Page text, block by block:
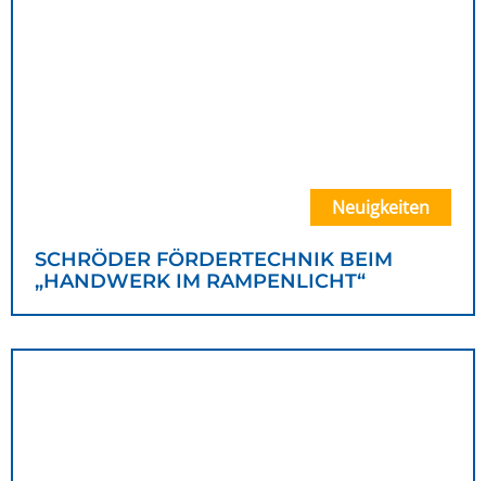
SCHRÖDER FÖRDERTECHNIK BEIM
„HANDWERK IM RAMPENLICHT“
Neuigkeiten